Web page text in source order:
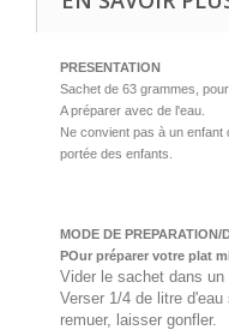
PRESENTATION
Sachet de 63 grammes,
A préparer avec de l'eau.
Ne convient pas à un
portée des enfants.
MODE DE PREPARATION/
POur préparer votre plat
Vider le sachet dans un
Verser 1/4 de litre d'eau
remuer, laisser gonfler.